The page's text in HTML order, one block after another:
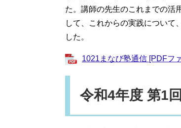
た。講師の先生のこれまでの活
して、これからの実践について
した。
1021まなび塾通信 [PDFフ
令和4年度 第1